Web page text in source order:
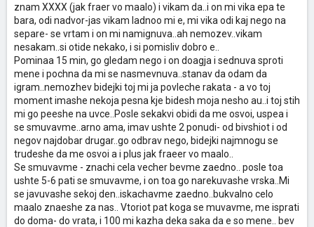
znam XXXX (jak fraer vo maalo) i vikam da..i on mi vika epa te
bara, odi nadvor-jas vikam ladnoo mi e, mi vika odi kaj nego na
separe- se vrtam i on mi namignuva..ah nemozev..vikam
nesakam..si otide nekako, i si pomisliv dobro e..
Pominaa 15 min, go gledam nego i on doagja i sednuva sproti
mene i pochna da mi se nasmevnuva..stanav da odam da
igram..nemozhev bidejki toj mi ja povleche rakata - a vo toj
moment imashe nekoja pesna kje bidesh moja nesho au..i toj stih
mi go peeshe na uvce..Posle sekakvi obidi da me osvoi, uspea i
se smuvavme..arno ama, imav ushte 2 ponudi- od bivshiot i od
negov najdobar drugar..go odbrav nego, bidejki najmnogu se
trudeshe da me osvoi a i plus jak fraeer vo maalo..
Se smuvavme - znachi cela vecher bevme zaedno.. posle toa
ushte 5-6 pati se smuvavme, i on toa go narekuvashe vrska..Mi
se javuvashe sekoj den..iskachavme zaedno..bukvalno celo
maalo znaeshe za nas.. Vtoriot pat koga se muvavme, me isprati
do doma- do vrata, i 100 mi kazha deka saka da e so mene.. bev